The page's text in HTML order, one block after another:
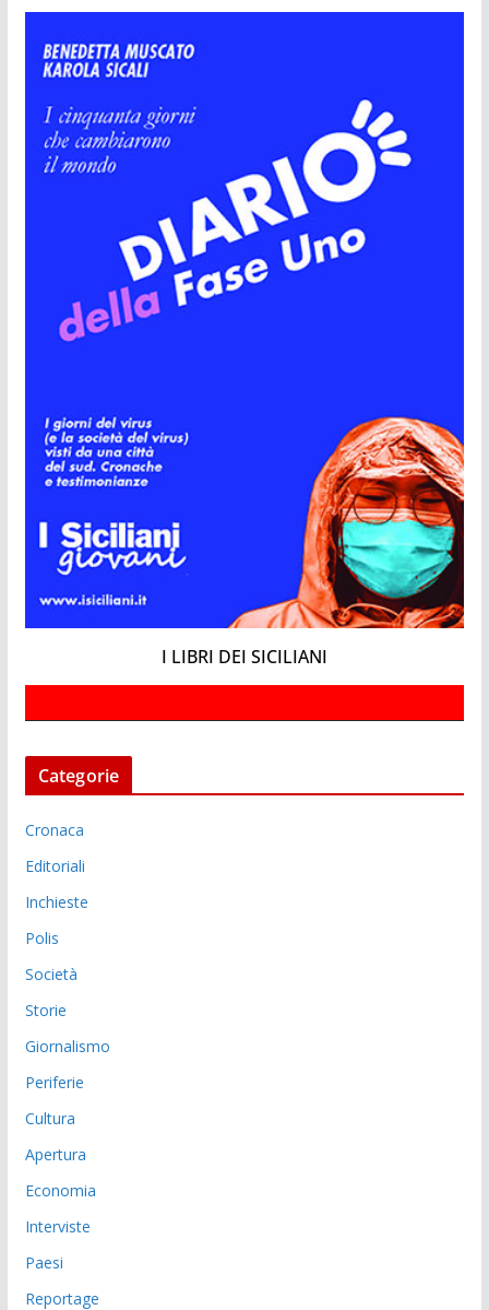
I LIBRI DEI SICILIANI
Categorie
Cronaca
Editoriali
Inchieste
Polis
Società
Storie
Giornalismo
Periferie
Cultura
Apertura
Economia
Interviste
Paesi
Reportage